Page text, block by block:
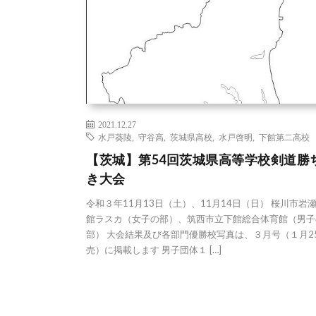
2021.12.27
水戸葵陵
守谷高 茨城県高校 水戸啓明 下館第二高校
【茨城】第54回茨城県高等学校剣道勝
き大会
令和３年11月13日（土）、11月14日（日） 桜川市岩
館ラスカ（女子の部）、筑西市立下館総合体育館（男
部） 大会結果及び各部門優勝校写真は、３月号（１月
売）に掲載します 男子団体１ […]